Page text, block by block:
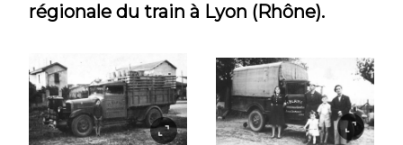
régionale du train à Lyon (Rhône).